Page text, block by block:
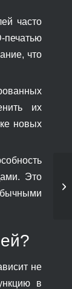
часто
печатью
что
их
новых
Это
не
в